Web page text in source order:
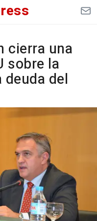
cierra una
sobre la
del